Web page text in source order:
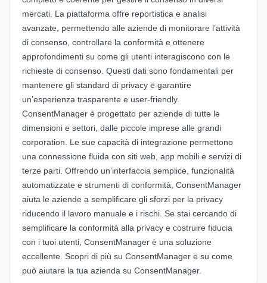
mercati. La piattaforma offre reportistica e analisi
avanzate, permettendo alle aziende di monitorare l’attività
di consenso, controllare la conformità e ottenere
approfondimenti su come gli utenti interagiscono con le
richieste di consenso. Questi dati sono fondamentali per
mantenere gli standard di privacy e garantire
un’esperienza trasparente e user-friendly.
ConsentManager è progettato per aziende di tutte le
dimensioni e settori, dalle piccole imprese alle grandi
corporation. Le sue capacità di integrazione permettono
una connessione fluida con siti web, app mobili e servizi di
terze parti. Offrendo un’interfaccia semplice, funzionalità
automatizzate e strumenti di conformità, ConsentManager
aiuta le aziende a semplificare gli sforzi per la privacy
riducendo il lavoro manuale e i rischi. Se stai cercando di
semplificare la conformità alla privacy e costruire fiducia
con i tuoi utenti, ConsentManager è una soluzione
eccellente. Scopri di più su ConsentManager e su come
può aiutare la tua azienda su ConsentManager.